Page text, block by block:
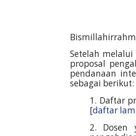
Setelah
proposal
pendanaan
sebagai berikut:
1. Daftar
[daftar
2.